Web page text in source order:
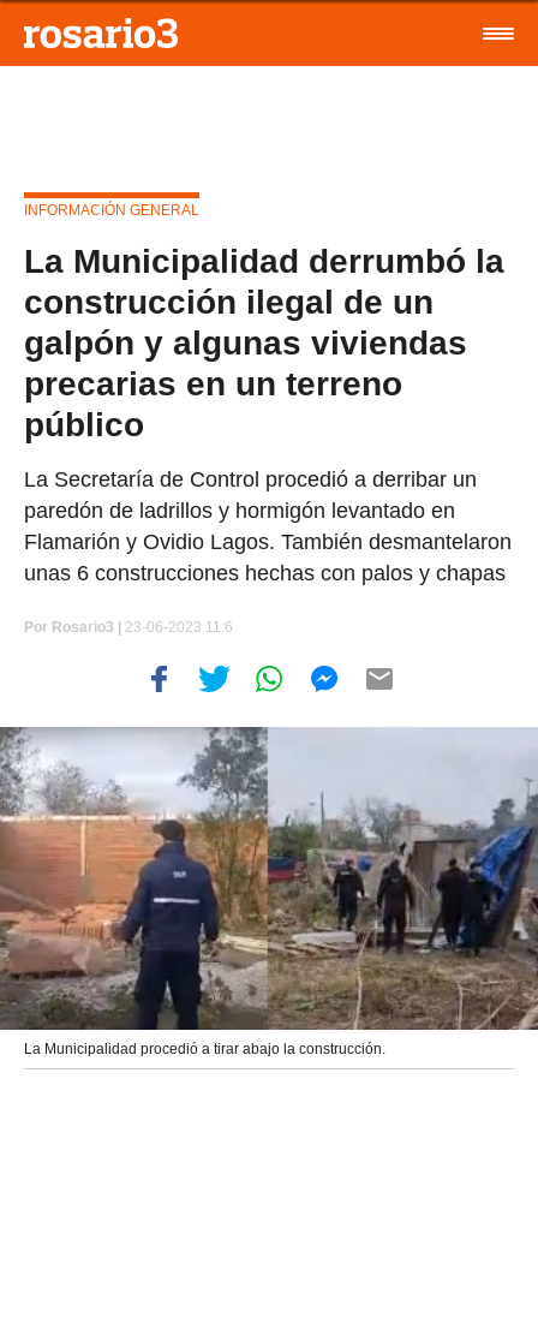
INFORMACIÓN GENERAL
La Municipalidad derrumbó la
construcción ilegal de un
galpón y algunas viviendas
precarias en un terreno
público
La Secretaría de Control procedió a derribar un
paredón de ladrillos y hormigón levantado en
Flamarión y Ovidio Lagos. También desmantelaron
unas 6 construcciones hechas con palos y chapas
Por Rosario3 | 23-06-2023 11:6
La Municipalidad procedió a tirar abajo la construcción.